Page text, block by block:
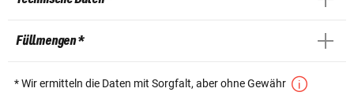
Füllmengen *
* Wir ermitteln die Daten mit Sorgfalt, aber ohne Gewähr